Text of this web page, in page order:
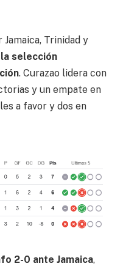
Trinidad y
la selección
. Curazao lidera con
y un empate en
a favor y dos en
2-0 ante Jamaica,